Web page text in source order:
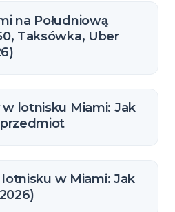
na Południową
Taksówka, Uber
lotnisku Miami: Jak
przedmiot
lotnisku w Miami: Jak